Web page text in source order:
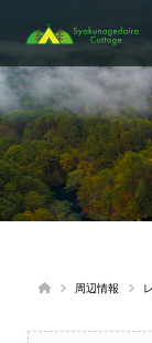
周辺情報